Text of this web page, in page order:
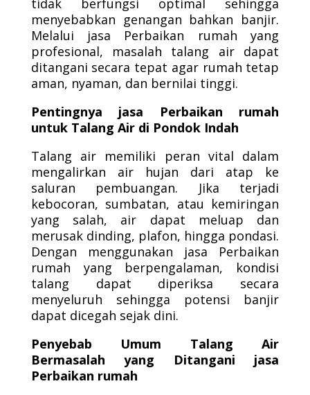
tidak berfungsi optimal sehingga
menyebabkan genangan bahkan banjir.
Melalui jasa Perbaikan rumah yang
profesional, masalah talang air dapat
ditangani secara tepat agar rumah tetap
aman, nyaman, dan bernilai tinggi.
Pentingnya jasa Perbaikan rumah
untuk Talang Air di Pondok Indah
Talang air memiliki peran vital dalam
mengalirkan air hujan dari atap ke
saluran pembuangan. Jika terjadi
kebocoran, sumbatan, atau kemiringan
yang salah, air dapat meluap dan
merusak dinding, plafon, hingga pondasi.
Dengan menggunakan jasa Perbaikan
rumah yang berpengalaman, kondisi
talang dapat diperiksa secara
menyeluruh sehingga potensi banjir
dapat dicegah sejak dini.
Penyebab Umum Talang Air
Bermasalah yang Ditangani jasa
Perbaikan rumah